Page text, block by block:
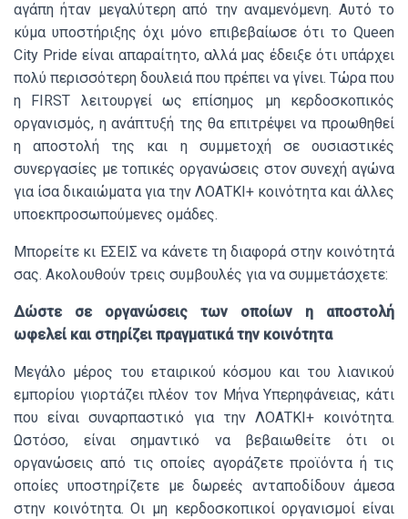
αγάπη ήταν μεγαλύτερη από την αναμενόμενη. Αυτό το
κύμα υποστήριξης όχι μόνο επιβεβαίωσε ότι το Queen
City Pride είναι απαραίτητο, αλλά μας έδειξε ότι υπάρχει
πολύ περισσότερη δουλειά που πρέπει να γίνει. Τώρα που
η FIRST λειτουργεί ως επίσημος μη κερδοσκοπικός
οργανισμός, η ανάπτυξή της θα επιτρέψει να προωθηθεί
η αποστολή της και η συμμετοχή σε ουσιαστικές
συνεργασίες με τοπικές οργανώσεις στον συνεχή αγώνα
για ίσα δικαιώματα για την ΛΟΑΤΚΙ+ κοινότητα και άλλες
υποεκπροσωπούμενες ομάδες.
Μπορείτε κι ΕΣΕΙΣ να κάνετε τη διαφορά στην κοινότητά
σας. Ακολουθούν τρεις συμβουλές για να συμμετάσχετε:
Δώστε σε οργανώσεις των οποίων η αποστολή
ωφελεί και στηρίζει πραγματικά την κοινότητα
Μεγάλο μέρος του εταιρικού κόσμου και του λιανικού
εμπορίου γιορτάζει πλέον τον Μήνα Υπερηφάνειας, κάτι
που είναι συναρπαστικό για την ΛΟΑΤΚΙ+ κοινότητα.
Ωστόσο, είναι σημαντικό να βεβαιωθείτε ότι οι
οργανώσεις από τις οποίες αγοράζετε προϊόντα ή τις
οποίες υποστηρίζετε με δωρεές ανταποδίδουν άμεσα
στην κοινότητα. Οι μη κερδοσκοπικοί οργανισμοί είναι